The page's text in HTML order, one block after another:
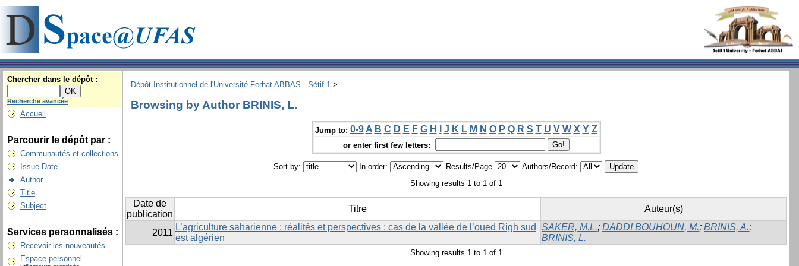
Chercher dans le dépôt :
Recherche avancée
Accueil
Parcourir le dépôt par :
Communautés et collections
Issue Date
Author
Title
Subject
Services personnalisés :
Recevoir les nouveautés
Espace personnel
Dépôt Institutionnel de l'Université Ferhat ABBAS - Sétif 1 >
Browsing by Author BRINIS, L.
Jump to: 0-9 A B C D E F G H J K L M N O P Q R S T U V W X Y Z
or enter first few letters:
Sort by: In order: Results/Page
Authors/Record:
Showing results 1 to 1 of 1
Date de
publication
Titre Auteur(s)
2011
L’agriculture saharienne : réalités et perspectives : cas de la vallée de l’oued Righ sud
est algérien
SAKER, M.L.; DADDI BOUHOUN, M.; BRINIS, A.;
BRINIS, L.
Showing results 1 to 1 of 1